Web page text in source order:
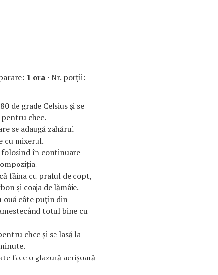
1 ora · Nr. porţii:
de grade Celsius şi se
chec.
se adaugă zahărul
cu mixerul.
folosind în continuare
făina cu praful de copt,
şi coaja de lămâie.
ouă câte puţin din
totul bine cu
chec şi se lasă la
face o glazură acrişoară